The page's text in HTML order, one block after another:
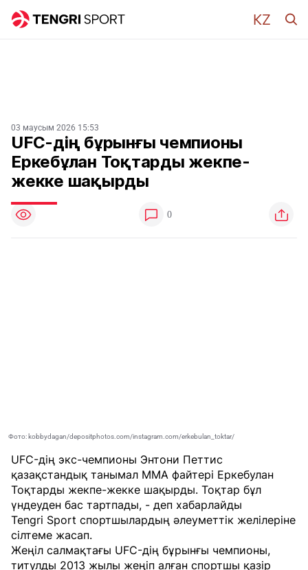
03 маусым 2026 15:53
UFC-дің бұрынғы чемпионы
Еркебұлан Тоқтарды жекпе-
жекке шақырды
0
Фото: kobbydagan/depositphotos.com/instagram.com/erkebulan_toktar/
UFC-дің экс-чемпионы Энтони Петтис
қазақстандық танымал MMA файтері Еркебулан
Тоқтарды жекпе-жекке шақырды. Тоқтар бұл
үндеуден бас тартпады, - деп хабарлайды
Tengri Sport спортшылардың әлеуметтік желілеріне
сілтеме жасап.
Жеңіл салмақтағы UFC-дің бұрынғы чемпионы,
титулды 2013 жылы жеңіп алған спортшы қазір